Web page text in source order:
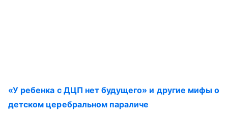
«У ребенка с ДЦП нет будущего» и другие мифы о
детском церебральном параличе